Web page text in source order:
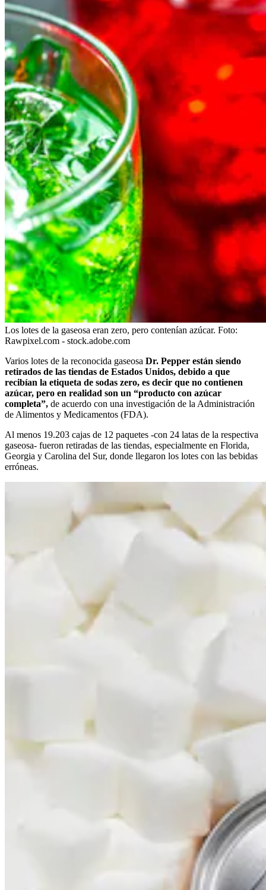
Los lotes de la gaseosa eran zero, pero contenían azúcar. Foto:
Rawpixel.com - stock.adobe.com
Varios lotes de la reconocida gaseosa Dr. Pepper están siendo
retirados de las tiendas de Estados Unidos, debido a que
recibían la etiqueta de sodas zero, es decir que no contienen
azúcar, pero en realidad son un “producto con azúcar
completa”, de acuerdo con una investigación de la Administración
de Alimentos y Medicamentos (FDA).
Al menos 19.203 cajas de 12 paquetes -con 24 latas de la respectiva
gaseosa- fueron retiradas de las tiendas, especialmente en Florida,
Georgia y Carolina del Sur, donde llegaron los lotes con las bebidas
erróneas.